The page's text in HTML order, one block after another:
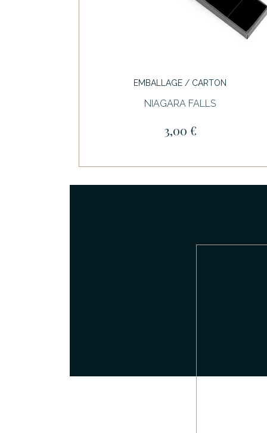
EMBALLAGE / CARTON
NIAGARA FALLS
3,00 €